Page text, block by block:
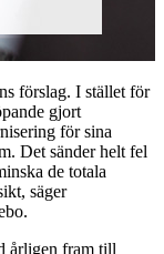
förslag. I stället för
gjort
för sina
Det sänder helt fel
de totala
säger
årligen fram till